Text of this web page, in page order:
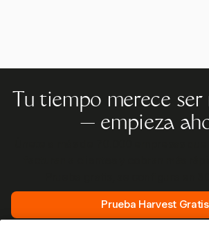
Tu tiempo merece
— empieza
Prueba Harvest Gratis